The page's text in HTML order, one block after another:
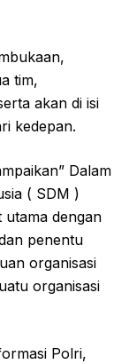
tim,
akan di isi
kedepan.
Dalam
( SDM )
utama dengan
penentu
organisasi
organisasi
Polri,